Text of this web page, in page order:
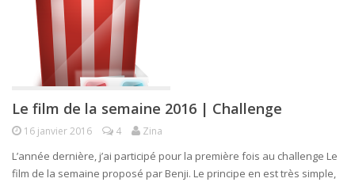
Le film de la semaine 2016 | Challenge
16 janvier 2016 4 Zina
L’année dernière, j’ai participé pour la première fois au challenge Le
film de la semaine proposé par Benji. Le principe en est très simple,